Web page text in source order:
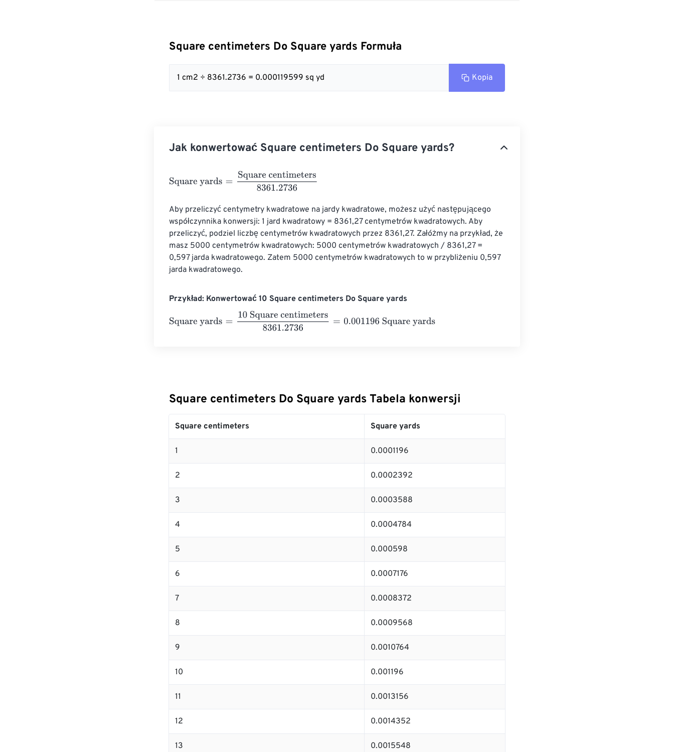
Square centimeters Do Square yards Formuła
1 cm2 ÷ 8361.2736 = 0.000119599 sq yd Kopia
Jak konwertować Square centimeters Do Square yards?
Square yards = Square centimeters8361.2736
Aby przeliczyć centymetry kwadratowe na jardy kwadratowe, możesz użyć następującego
współczynnika konwersji: 1 jard kwadratowy = 8361,27 centymetrów kwadratowych. Aby
przeliczyć, podziel liczbę centymetrów kwadratowych przez 8361,27. Załóżmy na przykład, że
masz 5000 centymetrów kwadratowych: 5000 centymetrów kwadratowych / 8361,27 =
0,597 jarda kwadratowego. Zatem 5000 centymetrów kwadratowych to w przybliżeniu 0,597
jarda kwadratowego.
Przykład: Konwertować 10 Square centimeters Do Square yards
Square yards = 10 Square centimeters8361.2736 =0.001196 Square yards
Square centimeters Do Square yards Tabela konwersji
Square centimeters Square yards
1 0.0001196
2 0.0002392
3 0.0003588
4 0.0004784
5 0.000598
6 0.0007176
7 0.0008372
8 0.0009568
9 0.0010764
10 0.001196
11 0.0013156
12 0.0014352
13 0.0015548